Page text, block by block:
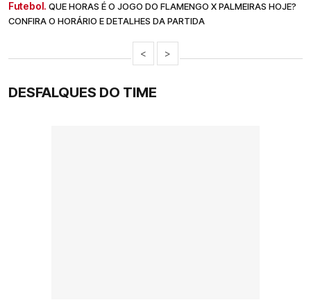
Futebol. QUE HORAS É O JOGO DO FLAMENGO X PALMEIRAS HOJE?
CONFIRA O HORÁRIO E DETALHES DA PARTIDA
< >
DESFALQUES DO TIME